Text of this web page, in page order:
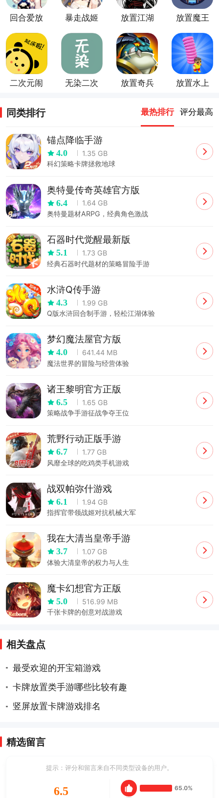
回合爱放
暴走战姬
卡牌手
游）
放置江湖 放置魔王
二次元闹
无染二次
放置奇兵
放置水上
同类排行 最热排行 评分最高
锚点降临手游
4.0
1.35 GB
科幻策略卡牌拯救地球
奥特曼传奇英雄官方版
6.4
1.64 GB
奥特曼题材ARPG，经典角色激战
石器时代觉醒最新版
5.1
1.73 GB
经典石器时代题材的策略冒险手游
水浒Q传手游
4.3
1.99 GB
Q版水浒回合制手游，轻松江湖体验
梦幻魔法屋官方版
4.0
641.44 MB
魔法世界的冒险与经营体验
诸王黎明官方正版
6.5
1.65 GB
策略战争手游征战争夺王位
荒野行动正版手游
6.7
1.77 GB
风靡全球的吃鸡类手机游戏
战双帕弥什游戏
6.1
1.94 GB
指挥官带领战姬对抗机械大军
我在大清当皇帝手游
3.7
1.07 GB
体验大清皇帝的权力与人生
魔卡幻想官方正版
5.0
516.99 MB
千张卡牌的创意对战游戏
相关盘点
最受欢迎的开宝箱游戏
卡牌放置类手游哪些比较有趣
竖屏放置卡牌游戏排名
精选留言
提示：评分和留言来自不同类型设备的用户。
6.5 65.0%